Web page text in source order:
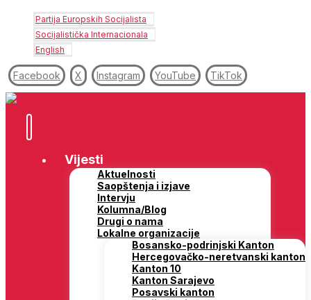
Partija Europskih Socijalista
Socijalistička Internacionala
English
Facebook X Instagram YouTube TikTok
Vijesti
Aktuelnosti
Saopštenja i izjave
Intervju
Kolumna/Blog
Drugi o nama
Lokalne organizacije
Bosansko-podrinjski Kanton
Hercegovačko-neretvanski kanton
Kanton 10
Kanton Sarajevo
Posavski kanton